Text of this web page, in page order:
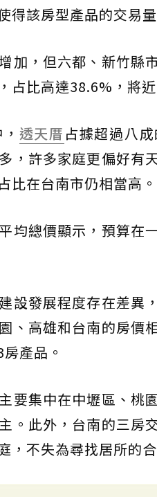
得該房型產品的交易
加，但六都、新竹縣
占比高達38.6%，將近
透天厝 占據超過八
，許多家庭更偏好有
比在台南市仍相當高。
均總價顯示，預算在
設發展程度存在差異
、高雄和台南的房價
產品。
要集中在中壢區、桃
。此外，台南的三房
，不失為尋找居所的